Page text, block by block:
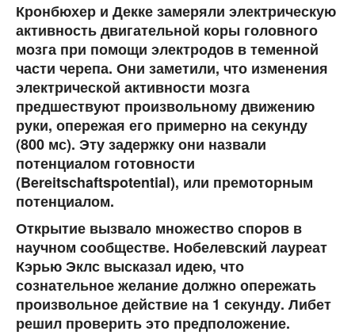
Кронбюхер и Декке замеряли электрическую
активность двигательной коры головного
мозга при помощи электродов в теменной
части черепа. Они заметили, что изменения
электрической активности мозга
предшествуют произвольному движению
руки, опережая его примерно на секунду
(800 мс). Эту задержку они назвали
потенциалом готовности
(Bereitschaftspotential), или премоторным
потенциалом.
Открытие вызвало множество споров в
научном сообществе. Нобелевский лауреат
Кэрью Эклс высказал идею, что
сознательное желание должно опережать
произвольное действие на 1 секунду. Либет
решил проверить это предположение.